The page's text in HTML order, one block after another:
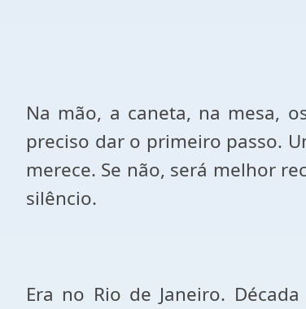
Na mão, a caneta, na mesa,
preciso dar o primeiro passo.
merece. Se não, será melhor
silêncio.
Era no Rio de Janeiro.